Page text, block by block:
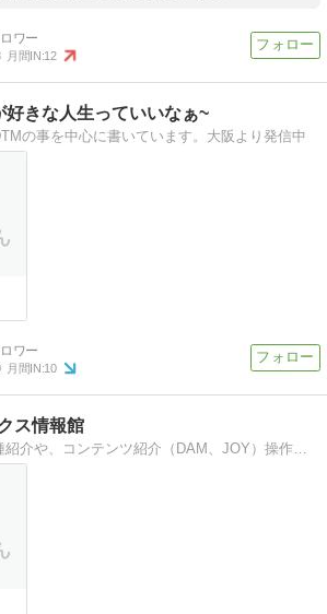
月間IN:12
好きな人生っていいなぁ~
の事を中心に書いています。大阪より発信中
月間IN:10
ス情報館
カラオケ最新機種紹介や、コンテンツ紹介（DAM、JOY）操作説明、カラオケボックス店員体験談などを紹介。